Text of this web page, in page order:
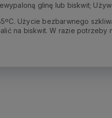
glinę lub biskwit;
Użycie bezbarwnego
na biskwit. W razie